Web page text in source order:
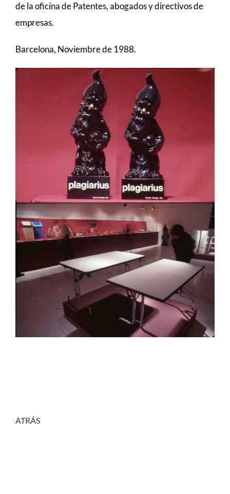
de la oficina de Patentes, abogados y directivos de
empresas.
Barcelona, Noviembre de 1988.
ATRÁS